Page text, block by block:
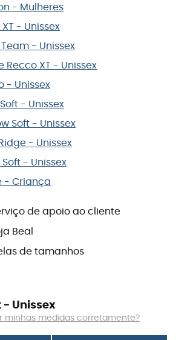
- Mulheres
- Unissex
- Unissex
Recco XT - Unissex
- Unissex
- Unissex
Soft - Unissex
- Unissex
- Unissex
- Criança
de apoio ao cliente
Beal
de tamanhos
- Unissex
minhas medidas corretamente?